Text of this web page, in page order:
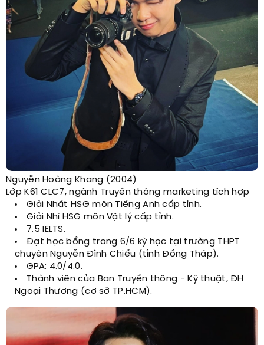
Nguyễn Hoàng Khang (2004)
Lớp K61 CLC7, ngành Truyền thông marketing tích hợp
Giải Nhất HSG môn Tiếng Anh cấp tỉnh.
Giải Nhì HSG môn Vật lý cấp tỉnh.
7.5 IELTS.
Đạt học bổng trong 6/6 kỳ học tại trường THPT
chuyên Nguyễn Đình Chiểu (tỉnh Đồng Tháp).
GPA: 4.0/4.0.
Thành viên của Ban Truyền thông - Kỹ thuật, ĐH
Ngoại Thương (cơ sở TP.HCM).